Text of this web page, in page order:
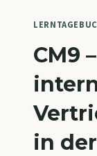
CM9
in